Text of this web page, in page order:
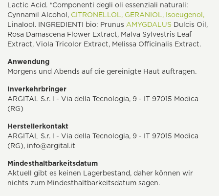
Lactic Acid. *Componenti degli oli essenziali naturali:
Cynnamil Alcohol, CITRONELLOL, GERANIOL, Isoeugenol,
Linalool. INGREDIENTI bio: Prunus AMYGDALUS Dulcis Oil,
Rosa Damascena Flower Extract, Malva Sylvestris Leaf
Extract, Viola Tricolor Extract, Melissa Officinalis Extract.
Anwendung
Morgens und Abends auf die gereinigte Haut auftragen.
Inverkehrbringer
ARGITAL S.r. l - Via della Tecnologia, 9 - IT 97015 Modica
(RG)
Herstellerkontakt
ARGITAL S.r. l - Via della Tecnologia, 9 - IT 97015 Modica
(RG), info@argital.it
Mindesthaltbarkeitsdatum
Aktuell gibt es keinen Lagerbestand, daher können wir
nichts zum Mindesthaltbarkeitsdatum sagen.